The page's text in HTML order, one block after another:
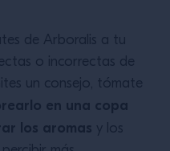
de Arboralis a tu
o incorrectas de
un consejo, tómate
en una copa
los aromas y los